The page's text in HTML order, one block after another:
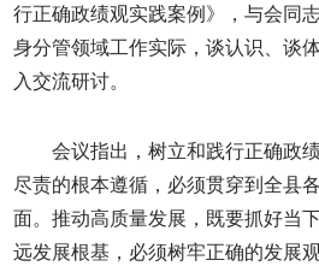
行正确政绩观实践案例》，与会同
身分管领域工作实际，谈认识、谈
入交流研讨。
会议指出，树立和践行正确政
尽责的根本遵循，必须贯穿到全县
面。推动高质量发展，既要抓好当
远发展根基，必须树牢正确的发展